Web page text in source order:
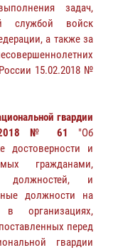
задач,
службой войск
а также за
15.02.2018 №
гвардии
№ 61
"Об
достоверности и
гражданами,
должностей, и
должности на
организациях,
перед
гвардии